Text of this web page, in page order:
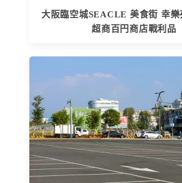
大阪臨空城SEACLE 美食街 幸樂
超商百円商店戰利品